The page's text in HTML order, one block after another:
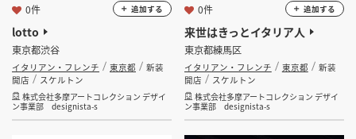
検索する
lotto
東京都渋谷
イタリアン・フレンチ 東京都
新装
開店
スケルトン
株式会社多摩アートコレクション デザイ
ン事業部 designista-s
0件 追加する
来世はきっとイタリア人
東京都練馬区
イタリアン・フレンチ 東京都
新装
開店
スケルトン
株式会社多摩アートコレクション デザイ
ン事業部 designista-s
0件 追加する